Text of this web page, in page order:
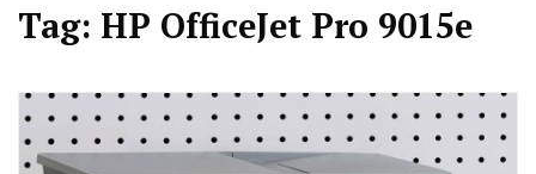
Tag: HP OfficeJet Pro 9015e